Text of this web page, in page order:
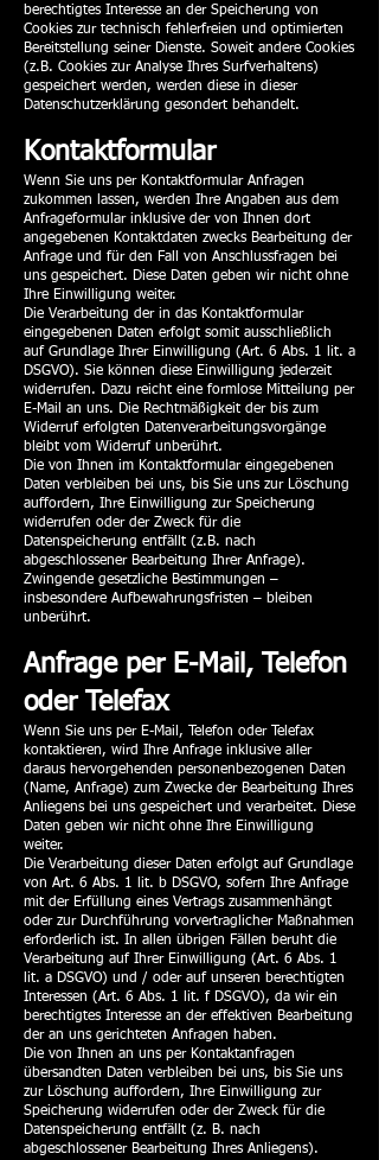
berechtigtes Interesse an der Speicherung von
Cookies zur technisch fehlerfreien und optimierten
Bereitstellung seiner Dienste. Soweit andere Cookies
(z.B. Cookies zur Analyse Ihres Surfverhaltens)
gespeichert werden, werden diese in dieser
Datenschutzerklärung gesondert behandelt.
Kontaktformular
Wenn Sie uns per Kontaktformular Anfragen
zukommen lassen, werden Ihre Angaben aus dem
Anfrageformular inklusive der von Ihnen dort
angegebenen Kontaktdaten zwecks Bearbeitung der
Anfrage und für den Fall von Anschlussfragen bei
uns gespeichert. Diese Daten geben wir nicht ohne
Ihre Einwilligung weiter.
Die Verarbeitung der in das Kontaktformular
eingegebenen Daten erfolgt somit ausschließlich
auf Grundlage Ihrer Einwilligung (Art. 6 Abs. 1 lit. a
DSGVO). Sie können diese Einwilligung jederzeit
widerrufen. Dazu reicht eine formlose Mitteilung per
E-Mail an uns. Die Rechtmäßigkeit der bis zum
Widerruf erfolgten Datenverarbeitungsvorgänge
bleibt vom Widerruf unberührt.
Die von Ihnen im Kontaktformular eingegebenen
Daten verbleiben bei uns, bis Sie uns zur Löschung
auffordern, Ihre Einwilligung zur Speicherung
widerrufen oder der Zweck für die
Datenspeicherung entfällt (z.B. nach
abgeschlossener Bearbeitung Ihrer Anfrage).
Zwingende gesetzliche Bestimmungen –
insbesondere Aufbewahrungsfristen – bleiben
unberührt.
Anfrage per E-Mail, Telefon
oder Telefax
Wenn Sie uns per E-Mail, Telefon oder Telefax
kontaktieren, wird Ihre Anfrage inklusive aller
daraus hervorgehenden personenbezogenen Daten
(Name, Anfrage) zum Zwecke der Bearbeitung Ihres
Anliegens bei uns gespeichert und verarbeitet. Diese
Daten geben wir nicht ohne Ihre Einwilligung
weiter.
Die Verarbeitung dieser Daten erfolgt auf Grundlage
von Art. 6 Abs. 1 lit. b DSGVO, sofern Ihre Anfrage
mit der Erfüllung eines Vertrags zusammenhängt
oder zur Durchführung vorvertraglicher Maßnahmen
erforderlich ist. In allen übrigen Fällen beruht die
Verarbeitung auf Ihrer Einwilligung (Art. 6 Abs. 1
lit. a DSGVO) und / oder auf unseren berechtigten
Interessen (Art. 6 Abs. 1 lit. f DSGVO), da wir ein
berechtigtes Interesse an der effektiven Bearbeitung
der an uns gerichteten Anfragen haben.
Die von Ihnen an uns per Kontaktanfragen
übersandten Daten verbleiben bei uns, bis Sie uns
zur Löschung auffordern, Ihre Einwilligung zur
Speicherung widerrufen oder der Zweck für die
Datenspeicherung entfällt (z. B. nach
abgeschlossener Bearbeitung Ihres Anliegens).